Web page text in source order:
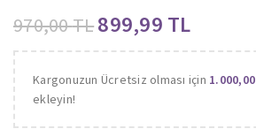
970,00TL899,99 TL
Kargonuzun Ücretsiz olması için 1.000,00
ekleyin!